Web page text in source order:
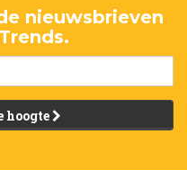
nieuwsbrieven
hoogte